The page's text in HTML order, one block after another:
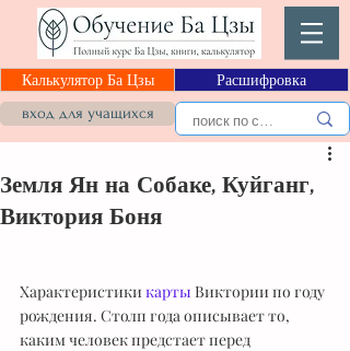
Калькулятор Ба Цзы Расшифровка
вход для учащихся
Земля Ян на Собаке, Куйганг,
Виктория Боня
Характеристики карты Виктории по году
рождения. Столп года описывает то,
каким человек предстает перед